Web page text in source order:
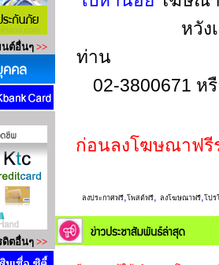
หวัง
ท่าน
02-3800671 ห
ก่อนลงโฆษณาฟ
ลงประกาศฟรี,โพสต์ฟรี, ลงโฆษณาฟรี,โปร